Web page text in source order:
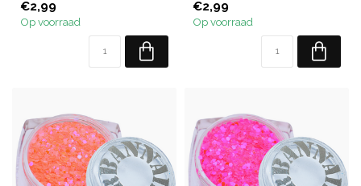
€2,99
Op voorraad
€2,99
Op voorraad